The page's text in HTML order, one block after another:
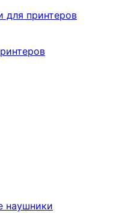
для принтеров
наушники